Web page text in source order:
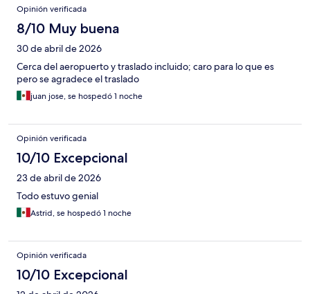
Opinión verificada
8/10 Muy buena
30 de abril de 2026
Cerca del aeropuerto y traslado incluido; caro para lo que es
pero se agradece el traslado
juan jose, se hospedó 1 noche
Opinión verificada
10/10 Excepcional
23 de abril de 2026
Todo estuvo genial
Astrid, se hospedó 1 noche
Opinión verificada
10/10 Excepcional